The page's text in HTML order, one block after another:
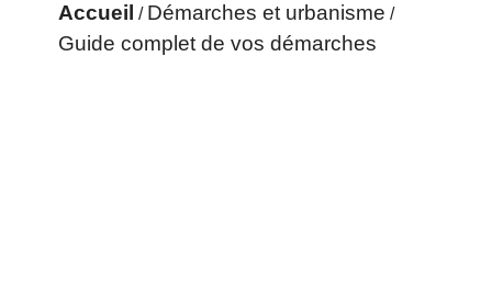
Accueil / Démarches et urbanisme /
Guide complet de vos démarches